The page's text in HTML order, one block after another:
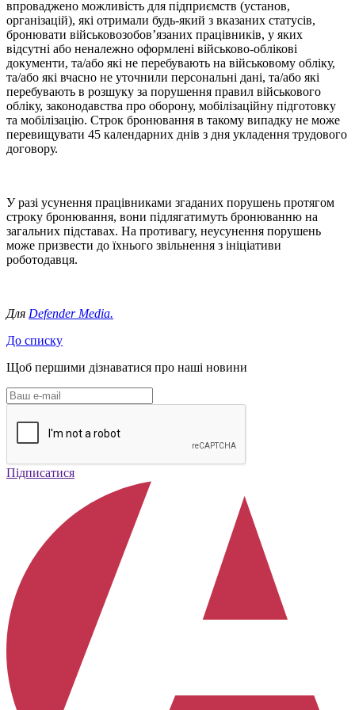
впроваджено можливість для підприємств (установ,
організацій), які отримали будь-який з вказаних статусів,
бронювати військовозобов’язаних працівників, у яких
відсутні або неналежно оформлені військово-облікові
документи, та/або які не перебувають на військовому обліку,
та/або які вчасно не уточнили персональні дані, та/або які
перебувають в розшуку за порушення правил військового
обліку, законодавства про оборону, мобілізаційну підготовку
та мобілізацію. Строк бронювання в такому випадку не може
перевищувати 45 календарних днів з дня укладення трудового
договору.
У разі усунення працівниками згаданих порушень протягом
строку бронювання, вони підлягатимуть бронюванню на
загальних підставах. На противагу, неусунення порушень
може призвести до їхнього звільнення з ініціативи
роботодавця.
Для Defender Media.
До списку
Щоб першими дізнаватися про наші новини
Підписатися